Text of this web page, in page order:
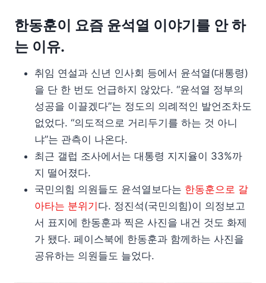
한동훈이 요즘 윤석열 이야기를 안 하
는 이유.
취임 연설과 신년 인사회 등에서 윤석열(대통령)
을 단 한 번도 언급하지 않았다. “윤석열 정부의
성공을 이끌겠다”는 정도의 의례적인 발언조차도
없었다. “의도적으로 거리두기를 하는 것 아니
냐”는 관측이 나온다.
최근 갤럽 조사에서는 대통령 지지율이 33%까
지 떨어졌다.
국민의힘 의원들도 윤석열보다는 한동훈으로 갈
아타는 분위기 다. 정진석(국민의힘)이 의정보고
서 표지에 한동훈과 찍은 사진을 내건 것도 화제
가 됐다. 페이스북에 한동훈과 함께하는 사진을
공유하는 의원들도 늘었다.